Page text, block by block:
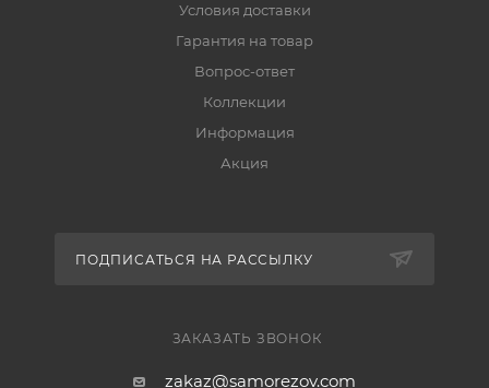
Условия доставки
Гарантия на товар
Вопрос-ответ
Коллекции
Информация
Акция
ПОДПИСАТЬСЯ НА РАССЫЛКУ
ЗАКАЗАТЬ ЗВОНОК
zakaz@samorezov.com